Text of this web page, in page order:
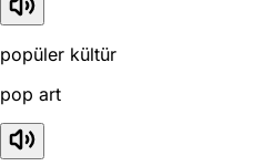
popüler kültür
pop art